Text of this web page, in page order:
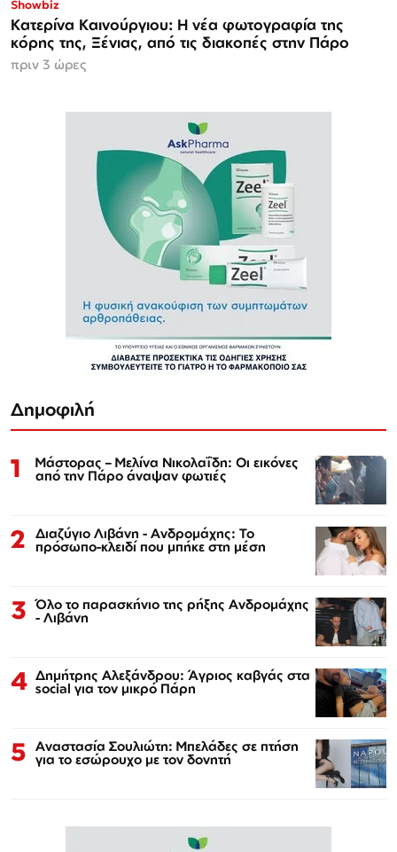
Showbiz
Κατερίνα Καινούργιου: Η νέα φωτογραφία της
κόρης της, Ξένιας, από τις διακοπές στην Πάρο
πριν 3 ώρες
Δημοφιλή
1 Μάστορας – Μελίνα Νικολαΐδη: Οι εικόνες
από την Πάρο άναψαν φωτιές
2 Διαζύγιο Λιβάνη - Ανδρομάχης: Το
πρόσωπο-κλειδί που μπήκε στη μέση
3 Όλο το παρασκήνιο της ρήξης Ανδρομάχης
- Λιβάνη
4 Δημήτρης Αλεξάνδρου: Άγριος καβγάς στα
social για τον μικρό Πάρη
5 Αναστασία Σουλιώτη: Μπελάδες σε πτήση
για το εσώρουχο με τον δονητή